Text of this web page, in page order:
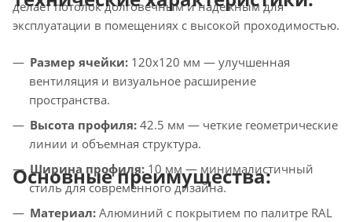
делает потолок долговечным и надежным для
эксплуатации в помещениях с высокой проходимостью.
Размер ячейки: 120х120 мм — улучшенная
вентиляция и визуальное расширение
пространства.
Высота профиля: 42.5 мм — четкие геометрические
линии и объемная структура.
Ширина профиля: 10 мм — минималистичный
стиль для современного дизайна.
Материал: Алюминий с покрытием по палитре RAL
Основные преимущества: